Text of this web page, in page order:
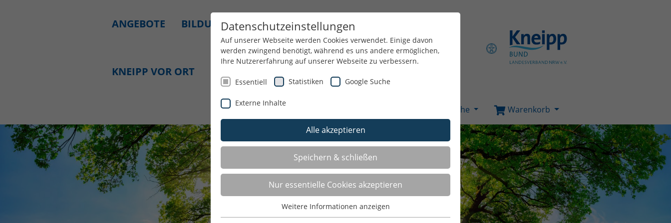
ANGEBOTE BILDUNGSANGEBOTE IM DETAIL
KNEIPP VOR ORT
Suche Warenkorb
Datenschutzeinstellungen
Auf unserer Webseite werden Cookies verwendet. Einige davon
werden zwingend benötigt, während es uns andere ermöglichen,
Ihre Nutzererfahrung auf unserer Webseite zu verbessern.
Essentiell Statistiken Google Suche
Externe Inhalte
Alle akzeptieren
Speichern & schließen
Nur essentielle Cookies akzeptieren
Weitere Informationen anzeigen